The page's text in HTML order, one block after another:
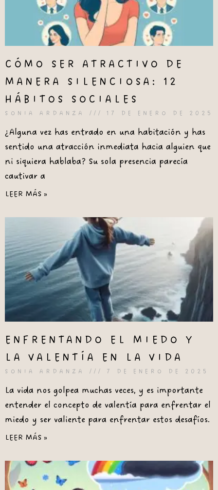
CÓMO SER ATRACTIVO DE
MANERA SILENCIOSA: 12
HÁBITOS SOCIALES
SONIA ARDANZA 17 DE ENERO DE 2025
¿Alguna vez has entrado en una habitación y has
sentido una atracción inmediata hacia alguien que
ni siquiera hablaba? Su sola presencia parecía
cautivar a
LEER MÁS »
ENFRENTANDO EL MIEDO Y
LA VALENTÍA EN LA VIDA
SONIA ARDANZA 7 DE ENERO DE 2025
La vida nos golpea muchas veces, y es importante
entender el concepto de valentía para enfrentar el
miedo y ser valiente para enfrentar estos desafíos.
LEER MÁS »